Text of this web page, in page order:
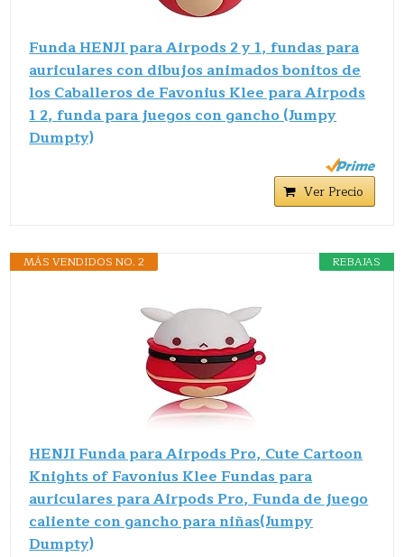
Funda HENJI para Airpods 2 y 1, fundas para
auriculares con dibujos animados bonitos de
los Caballeros de Favonius Klee para Airpods
1 2, funda para juegos con gancho (Jumpy
Dumpty)
Ver Precio
REBAJAS
MÁS VENDIDOS NO. 2
HENJI Funda para Airpods Pro, Cute Cartoon
Knights of Favonius Klee Fundas para
auriculares para Airpods Pro, Funda de juego
caliente con gancho para niñas(Jumpy
Dumpty)